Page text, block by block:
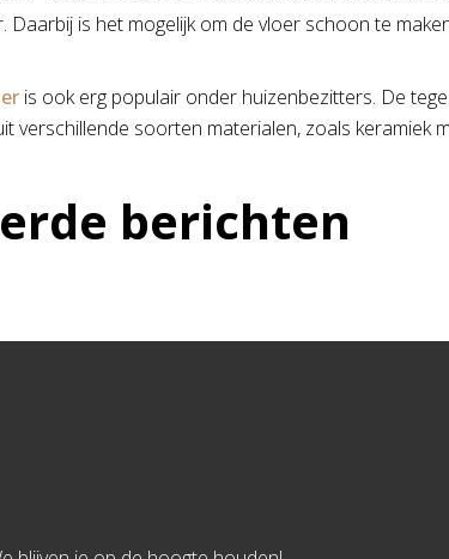
Daarbij is het mogelijk om de vloer schoon te
is ook erg populair onder huizenbezitters. De
verschillende soorten materialen, zoals keramiek
berichten